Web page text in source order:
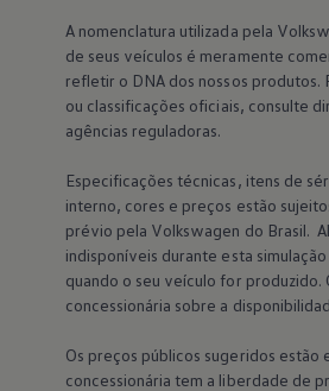
A nomenclatura utilizada pela
de seus veículos é meramente
refletir o DNA dos nossos produtos.
ou classificações oficiais, consulte
agências reguladoras.
Especificações técnicas, itens de
interno, cores e preços estão
prévio pela Volkswagen do Brasil.
indisponíveis durante esta
quando o seu veículo for produzido.
concessionária sobre a
Os preços públicos sugeridos estão
concessionária tem a liberdade de